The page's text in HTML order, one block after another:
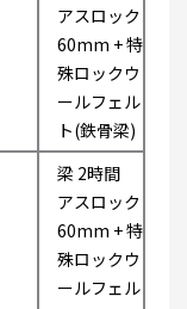
アスロック
60mm + 特
殊ロックウ
ールフェル
ト(鉄骨梁)
梁 2時間
アスロック
60mm + 特
殊ロックウ
ールフェル